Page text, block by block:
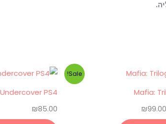
Mafia:
Sale!
₪125.00.
₪99.00
המחיר
PS4
₪85.00